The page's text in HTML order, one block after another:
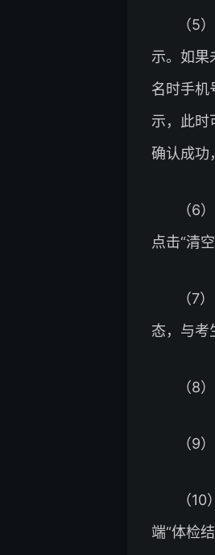
（5
示。如果
名时手机
示，此时
确认成功
（6
点击“清空
（7
态，与考
（8
（9
（
端“体检